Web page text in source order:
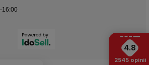
16:00
4.8
2545 opinii